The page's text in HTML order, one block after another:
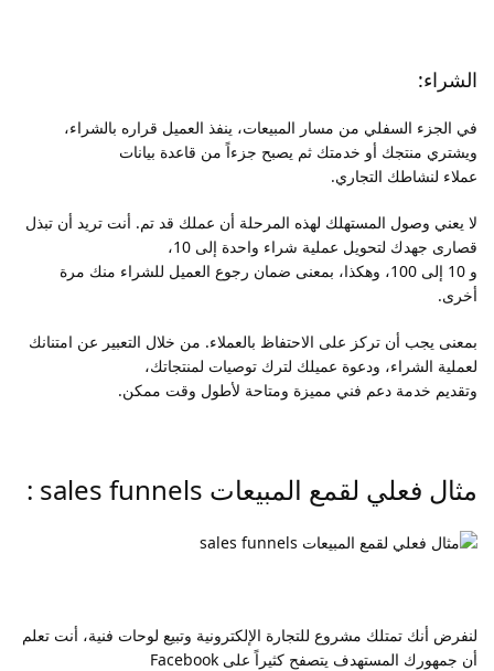
الشراء:
في الجزء السفلي من مسار المبيعات، ينفذ العميل قراره بالشراء،
ويشتري منتجك أو خدمتك ثم يصبح جزءاً من قاعدة بيانات
عملاء لنشاطك التجاري.
لا يعني وصول المستهلك لهذه المرحلة أن عملك قد تم. أنت تريد أن تبذل
قصارى جهدك لتحويل عملية شراء واحدة إلى 10،
و 10 إلى 100، وهكذا، بمعنى ضمان رجوع العميل للشراء منك مرة
أخرى.
بمعنى يجب أن تركز على الاحتفاظ بالعملاء. من خلال التعبير عن امتنانك
لعملية الشراء، ودعوة عميلك لترك توصيات لمنتجاتك،
وتقديم خدمة دعم فني مميزة ومتاحة لأطول وقت ممكن.
مثال فعلي لقمع المبيعات sales funnels :
لنفرض أنك تمتلك مشروع للتجارة الإلكترونية وتبيع لوحات فنية، أنت تعلم
أن جمهورك المستهدف يتصفح كثيراً على Facebook